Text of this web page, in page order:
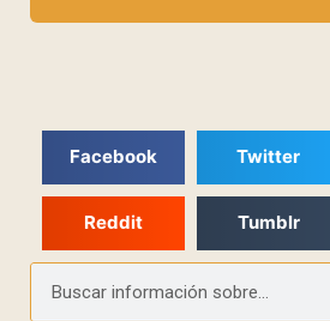
Facebook Twitter
Reddit Tumblr